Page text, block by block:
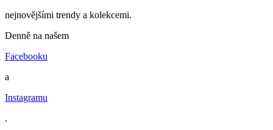
nejnovějšími trendy a kolekcemi.
Denně na našem
Facebooku
a
Instagramu
.